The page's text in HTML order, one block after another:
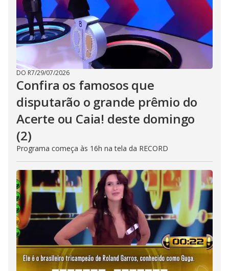
DO R7/29/07/2026
Confira os famosos que
disputarão o grande prêmio do
Acerte ou Caia! deste domingo
(2)
Programa começa às 16h na tela da RECORD